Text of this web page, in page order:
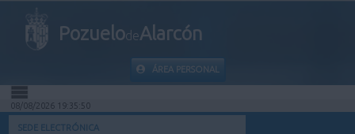
PozuelodeAlarcón
ÁREA PERSONAL
INICIO
08/08/2026 19:35:50
SEDE ELECTRÓNICA